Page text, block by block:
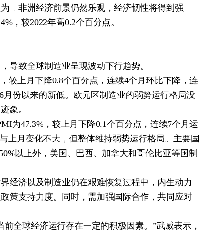
，非洲经济前景仍然乐观，经济韧性将得到强
，较2022年高0.2个百分点。
导致全球制造业呈现波动下行趋势。
较上月下降0.8个百分点，连续4个月环比下降，连
月份以来的新低。欧元区制造业的弱势运行格局没
象。
为47.3%，较上月下降0.1个百分点，连续7个月运
上月变化不大，但整体维持弱势运行格局。主要国
以上外，美国、巴西、加拿大和哥伦比亚等国制
经济以及制造业仍在艰难恢复过程中，内生动力
策支持力度。同时，需加强国际合作，共同应对
全球经济运行存在一定的积极因素。”武威表示，